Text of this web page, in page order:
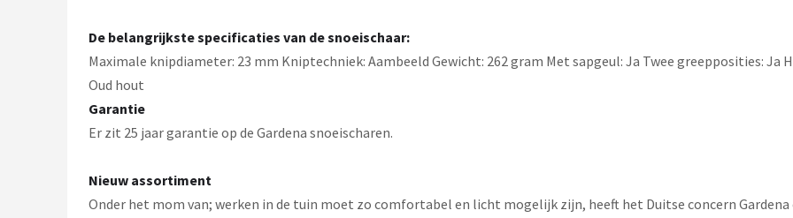
Alle merken →De belangrijkste specificaties van de snoeischaar:
Maximale knipdiameter: 23 mm Kniptechniek: Aambeeld Gewicht: 262 gram Met sapgeul: Ja Twee greepposities:
Oud hout
Garantie
Er zit 25 jaar garantie op de Gardena snoeischaren.
Nieuw assortiment
Onder het mom van; werken in de tuin moet zo comfortabel en licht mogelijk zijn, heeft het Duitse concern